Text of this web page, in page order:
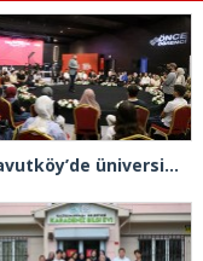
Arnavutköy’de üniversite adaylarına tercih desteği